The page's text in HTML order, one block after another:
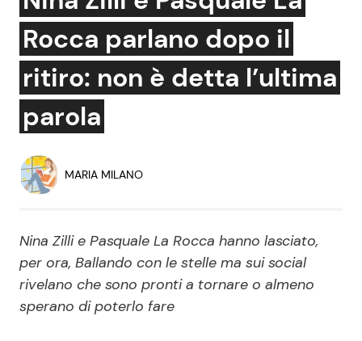
News e Cronaca
Attualità Italiana
Dal Mondo
Economia
Persone Scomparse
Politica
Gossip e TV
Bellezze VIP
Reality e Talent
Soap Opera
Rocca parlano dopo il
ritiro: non è detta l’ultima
parola
MARIA MILANO
Nina Zilli e Pasquale La Rocca hanno lasciato,
per ora, Ballando con le stelle ma sui social
rivelano che sono pronti a tornare o almeno
sperano di poterlo fare